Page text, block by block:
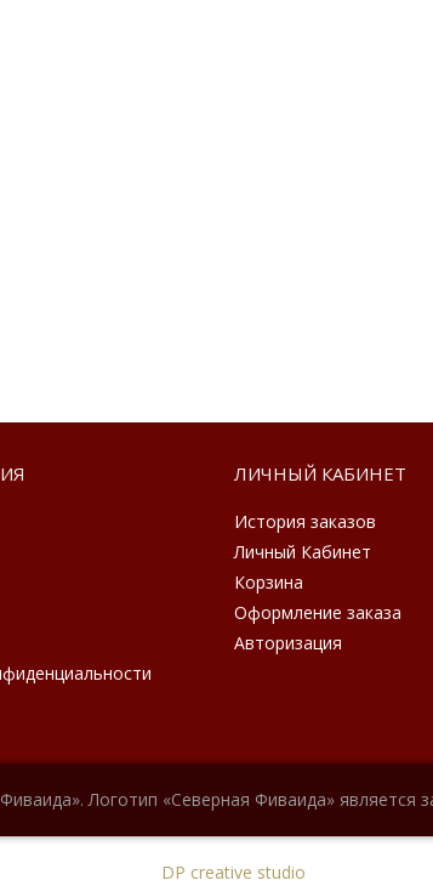
ЛИЧНЫЙ КАБИНЕТ
История заказов
Личный Кабинет
Корзина
Оформление заказа
Авторизация
Логотип «Северная Фиваида» является
DP creative studio